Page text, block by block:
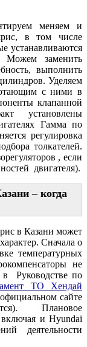
меняем и
в том числе
устанавливаются
заменить
выполнить
Уделяем
с ними в
клапанной
установлены
Гамма по
регулировка
толкателей.
, если
двигателя).
– когда
в Казани может
Сначала о
температурных
не
Руководстве по
ТО Хендай
сайте
Плановое
и Hyundai
деятельности